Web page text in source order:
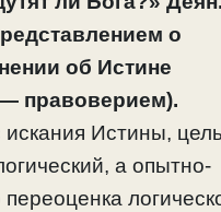
о
об Истине
правоверием).
искания Истины,
а опытно-
переоценка